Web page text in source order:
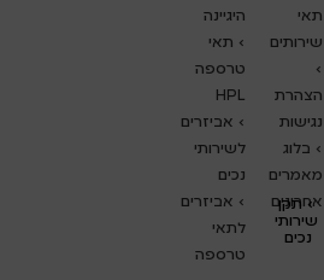
תאי
שירותים
›
הצהרת
נגישות
› בלוג
מאמרים
אחרונים
› תקן
שירותי
נכים
היגיינה
› תאי
טרספה
HPL
› אביזרים
לשירותי
נכים
› אביזרים
לתאי
טרספה